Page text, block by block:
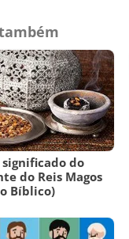
do
do Reis Magos
Bíblico)